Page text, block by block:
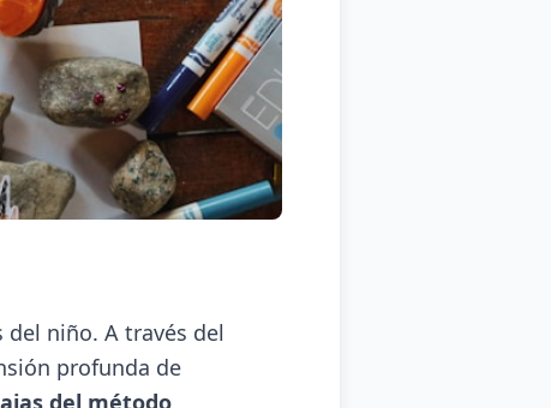
niño. A través del
profunda de
del método